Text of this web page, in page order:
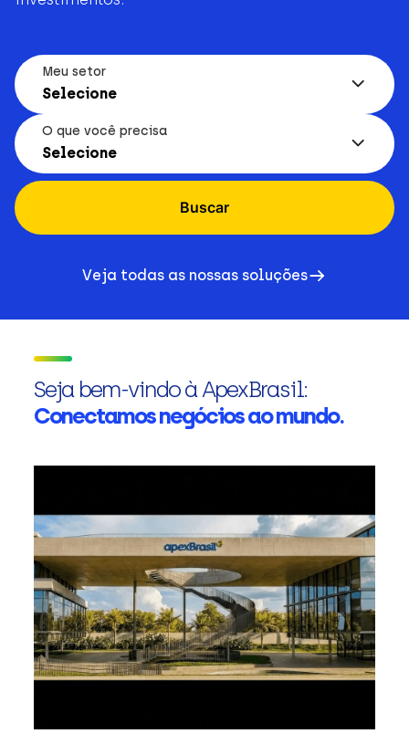
Meu setor
Selecione
O que você precisa
Selecione
Buscar
Veja todas as nossas soluções
Seja bem-vindo à ApexBrasil:
Conectamos negócios ao mundo.